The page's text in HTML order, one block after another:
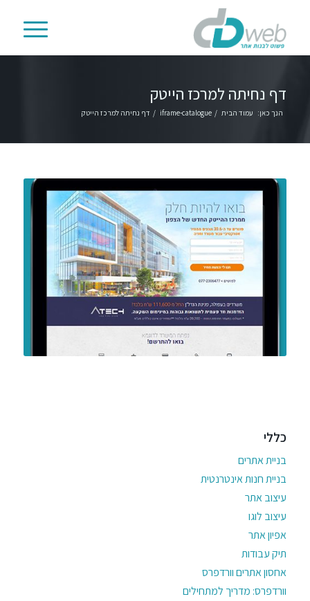
דף נחיתה למרכז הייטק
הנך כאן: עמוד הבית /
iframe-catalogue
/ דף נחיתה למרכז הייטק
כללי
בניית אתרים
בניית חנות אינטרנטית
עיצוב אתר
עיצוב לוגו
אפיון אתר
תיק עבודות
אחסון אתרים וורדפרס
וורדפרס: מדריך למתחילים